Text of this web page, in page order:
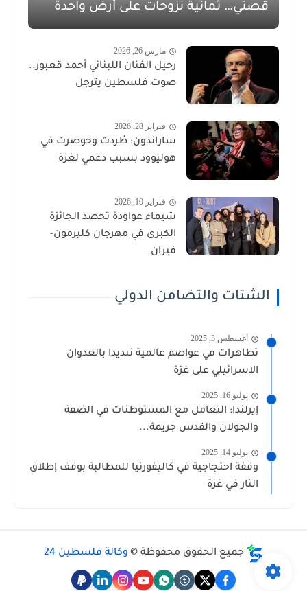
قصتي… ثمانية نزوحات على أرض واحدة
مارس 26, 2026
رحيل الفنان اللبناني أحمد قعبور..
صوت فلسطين يترجل
فبراير 28, 2026
ساراندون: طُردت وحوصرت في
هوليوود بسبب دعمي لغزة
فبراير 10, 2026
شيماء عواودة تحصد الجائزة
الكبرى في مهرجان كليرمون-
فيران
الشتات والتضامن الدولي
أغسطس 3, 2025
تظاهرات في عواصم عالمية تنديدا بالعدوان
الاسرائيلي على غزة
يوليو 16, 2025
إيرلندا: التعامل مع المستوطنات في الضفة
والجولان والقدس جريمة...
يوليو 14, 2025
وقفة احتجاجية في كاليفورنيا للمطالبة بوقف إطلاق
النار في غزة
جميع الحقوق محفوظة © وكالة فلسطين 24